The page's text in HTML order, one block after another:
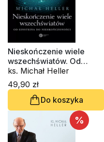
Nieskończenie wiele
wszechświatów. Od
Einsteina do
nieskończoności
ks. Michał Heller
49,90 zł
Do koszyka
%